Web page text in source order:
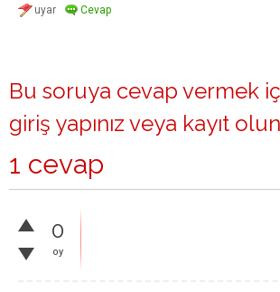
Bu soruya cevap vermek
giriş yapınız veya kayıt
1 cevap
0
oy